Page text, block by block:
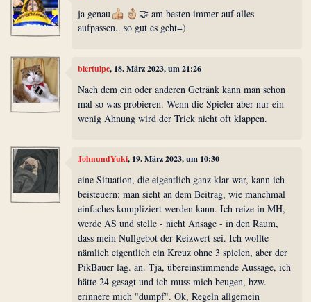
ja genau
🤝 am besten immer auf alles
aufpassen.. so gut es geht=)
biertulpe, 18. März 2023, um 21:26
Nach dem ein oder anderen Getränk kann man schon
mal so was probieren. Wenn die Spieler aber nur ein
wenig Ahnung wird der Trick nicht oft klappen.
JohnundYuki, 19. März 2023, um 10:30
eine Situation, die eigentlich ganz klar war, kann ich
beisteuern; man sieht an dem Beitrag, wie manchmal
einfaches kompliziert werden kann. Ich reize in MH,
werde AS und stelle - nicht Ansage - in den Raum,
dass mein Nullgebot der Reizwert sei. Ich wollte
nämlich eigentlich ein Kreuz ohne 3 spielen, aber der
PikBauer lag. an. Tja, übereinstimmende Aussage, ich
hätte 24 gesagt und ich muss mich beugen, bzw.
erinnere mich "dumpf". Ok, Regeln allgemein